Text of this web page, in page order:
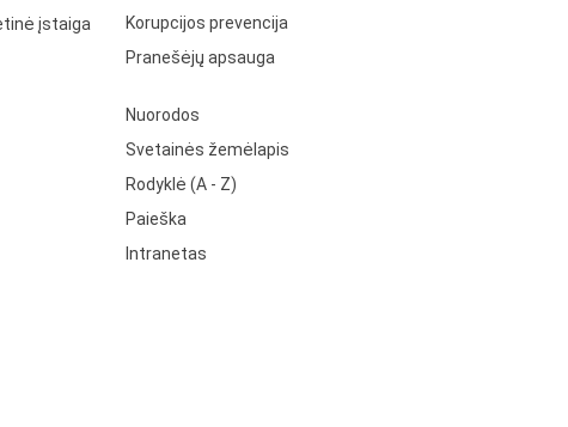
įstaiga
Korupcijos prevencija
Pranešėjų apsauga
Nuorodos
Svetainės žemėlapis
Rodyklė (A - Z)
Paieška
Intranetas